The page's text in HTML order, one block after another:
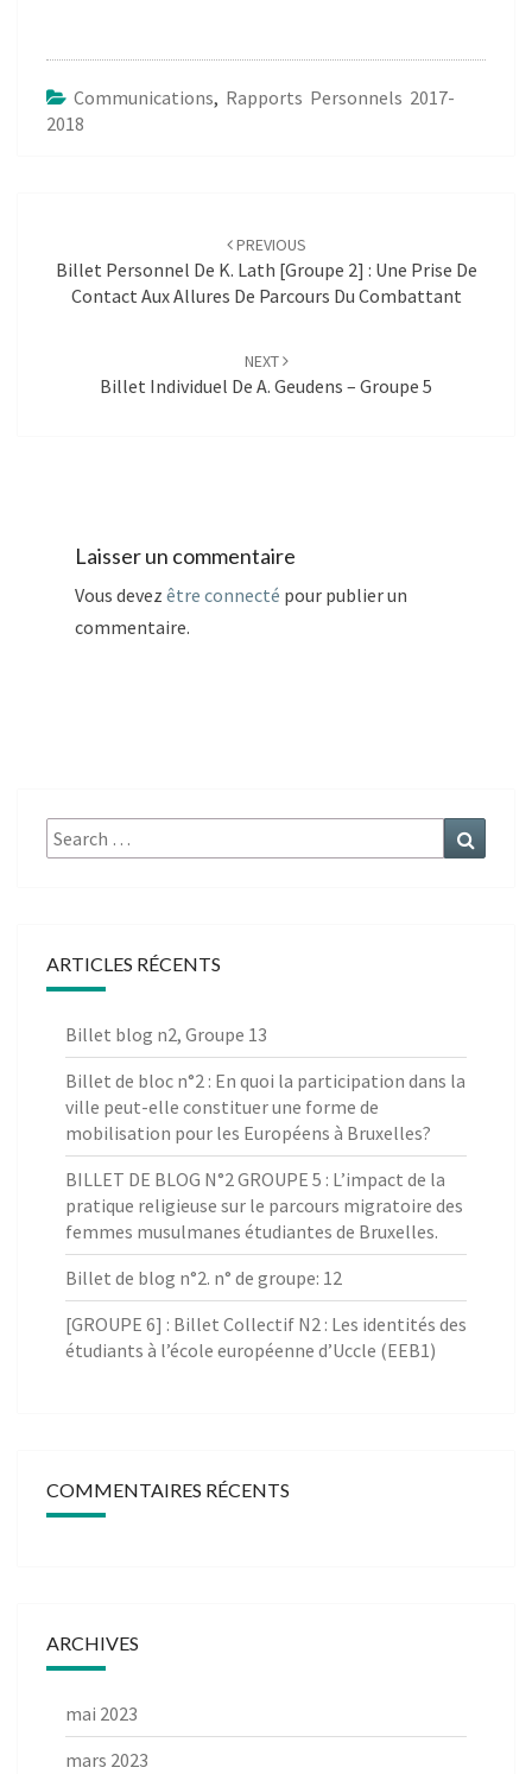
Communications, Rapports Personnels 2017-
2018
PREVIOUS
Billet Personnel De K. Lath [Groupe 2] : Une Prise De
Contact Aux Allures De Parcours Du Combattant
NEXT
Billet Individuel De A. Geudens – Groupe 5
Laisser un commentaire
Vous devez être connecté pour publier un
commentaire.
Search
for:
ARTICLES RÉCENTS
Billet blog n2, Groupe 13
Billet de bloc n°2 : En quoi la participation dans la
ville peut-elle constituer une forme de
mobilisation pour les Européens à Bruxelles?
BILLET DE BLOG N°2 GROUPE 5 : L’impact de la
pratique religieuse sur le parcours migratoire des
femmes musulmanes étudiantes de Bruxelles.
Billet de blog n°2. n° de groupe: 12
[GROUPE 6] : Billet Collectif N2 : Les identités des
étudiants à l’école européenne d’Uccle (EEB1)
COMMENTAIRES RÉCENTS
ARCHIVES
mai 2023
mars 2023